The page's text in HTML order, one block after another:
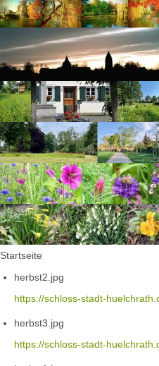
Startseite
herbst2.jpg
https://schloss-stadt-
herbst3.jpg
https://schloss-stadt-